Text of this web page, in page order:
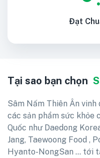
Đạt
Tại sao bạn chọn
Sâm Nấm Thiên Ân
các sản phẩm sức khỏe
Quốc như Daedong
Jang, Taewoong Food ,
Hyanto-NongSan … tới